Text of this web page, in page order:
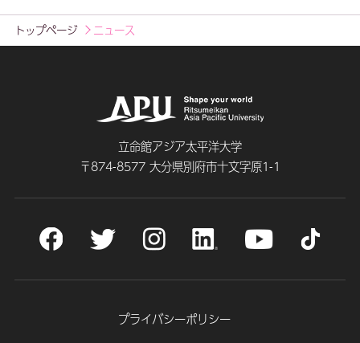
トップページ ニュース
立命館アジア太平洋大学
〒874-8577 大分県別府市十文字原1-1
プライバシーポリシー